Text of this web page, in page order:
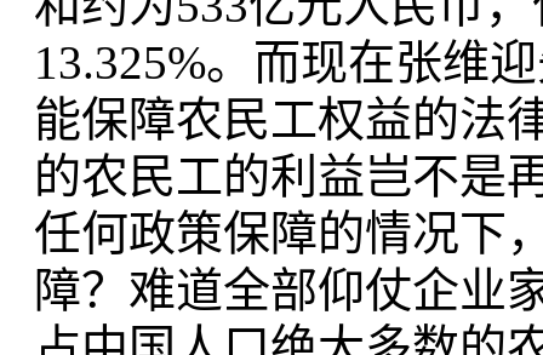
13.325%。而现在张维
能保障农民工权益的法
的农民工的利益岂不是
任何政策保障的情况下
障？难道全部仰仗企业